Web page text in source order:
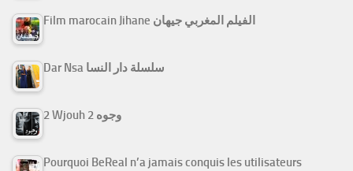
Film marocain Jihane الفيلم المغربي جيهان
Dar Nsa سلسلة دار النسا
2 Wjouh 2 وجوه
Pourquoi BeReal n’a jamais conquis les utilisateurs